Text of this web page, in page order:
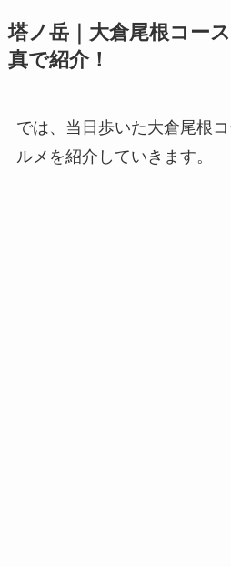
塔ノ岳｜大倉尾根コー
真で紹介！
では、当日歩いた大倉尾根
ルメを紹介していきます。